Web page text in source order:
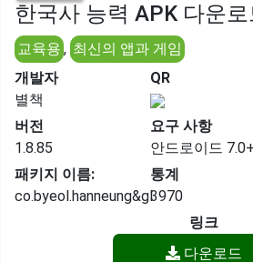
한국사 능력 APK 다운
교육용 , 최신의 앱과 게임
개발자
별책
QR
버전
1.8.85
요구 사항
안드로이드 7.0+
패키지 이름:
co.byeol.hanneung&gl
통계
3970
링크
다운로드